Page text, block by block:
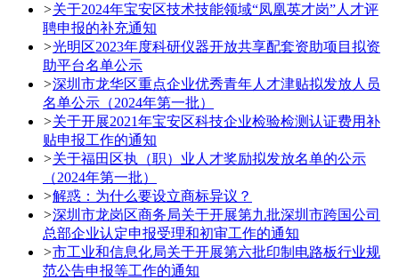
>关于2024年宝安区技术技能领域“凤凰英才岗”人才评
聘申报的补充通知
>光明区2023年度科研仪器开放共享配套资助项目拟资
助平台名单公示
>深圳市龙华区重点企业优秀青年人才津贴拟发放人员
名单公示（2024年第一批）
>关于开展2021年宝安区科技企业检验检测认证费用补
贴申报工作的通知
>关于福田区执（职）业人才奖励拟发放名单的公示
（2024年第一批）
>解惑：为什么要设立商标异议？
>深圳市龙岗区商务局关于开展第九批深圳市跨国公司
总部企业认定申报受理和初审工作的通知
>市工业和信息化局关于开展第六批印制电路板行业规
范公告申报等工作的通知